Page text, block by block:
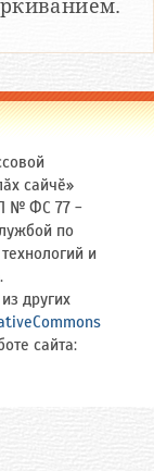
сайчӗ»
№ ФС 77 -
по
и
других
сайта: